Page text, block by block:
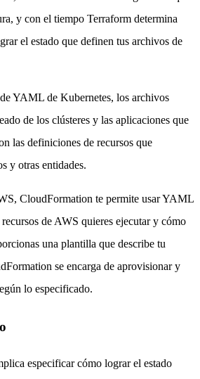
y con el tiempo Terraform determina
el estado que definen tus archivos de
YAML de Kubernetes, los archivos
de los clústeres y las aplicaciones que
las definiciones de recursos que
y otras entidades.
CloudFormation te permite usar YAML
de AWS quieres ejecutar y cómo
una plantilla que describe tu
se encarga de aprovisionar y
lo especificado.
especificar cómo lograr el estado